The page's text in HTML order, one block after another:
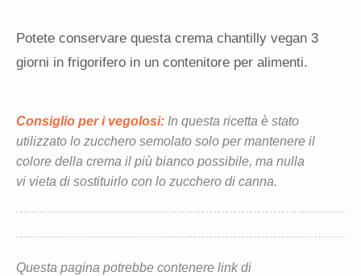
Potete conservare questa crema chantilly vegan 3
giorni in frigorifero in un contenitore per alimenti.
Consiglio per i vegolosi: In questa ricetta è stato
utilizzato lo zucchero semolato solo per mantenere il
colore della crema il più bianco possibile, ma nulla
vi vieta di sostituirlo con lo zucchero di canna.
Questa pagina potrebbe contenere link di